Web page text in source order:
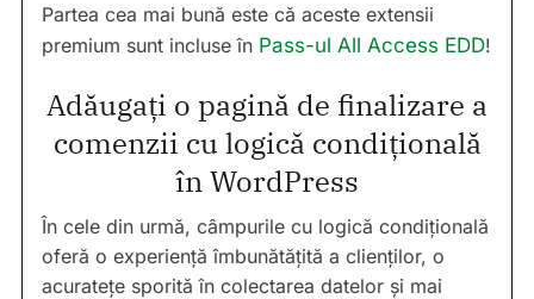
Partea cea mai bună este că aceste extensii
premium sunt incluse în Pass-ul All Access EDD!
Adăugați o pagină de finalizare a
comenzii cu logică condițională
în WordPress
În cele din urmă, câmpurile cu logică condițională
oferă o experiență îmbunătățită a clienților, o
acuratețe sporită în colectarea datelor și mai